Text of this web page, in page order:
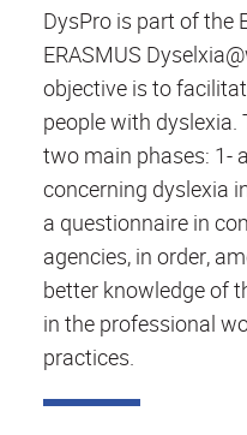
DysPro is part of the
ERASMUS
objective is to
people with
two main phases: 1-
concerning dyslexia
a questionnaire in
agencies, in order,
better knowledge of
in the professional
practices.